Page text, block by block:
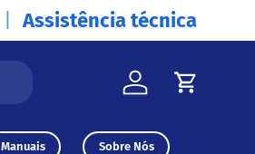
Assistência técnica
Iniciar sessão
Manuais Sobre Nós